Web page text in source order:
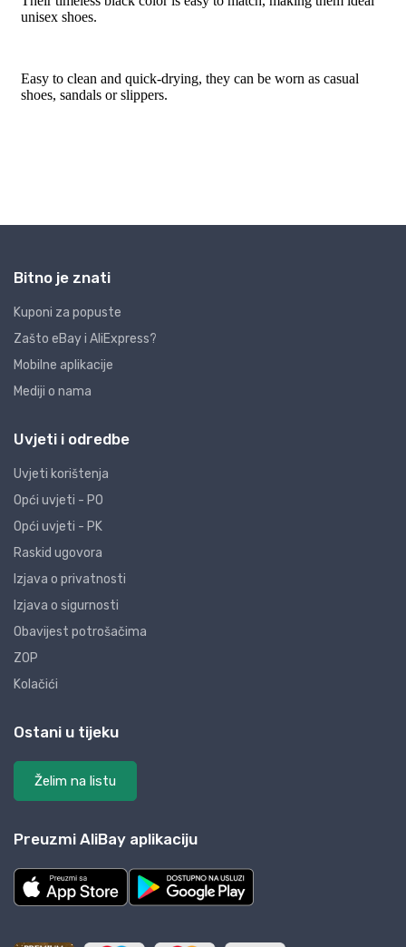
Bitno je znati
Kuponi za popuste
Zašto eBay i AliExpress?
Mobilne aplikacije
Mediji o nama
Uvjeti i odredbe
Uvjeti korištenja
Opći uvjeti - PO
Opći uvjeti - PK
Raskid ugovora
Izjava o privatnosti
Izjava o sigurnosti
Obavijest potrošačima
ZOP
Kolačići
Ostani u tijeku
Želim na listu
Preuzmi AliBay aplikaciju